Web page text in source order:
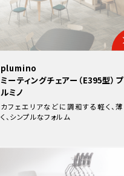
plumino
ミーティングチェアー（E395型）プ
ルミノ
カフェエリアなどに調和する軽く、薄
く、シンプルなフォルム